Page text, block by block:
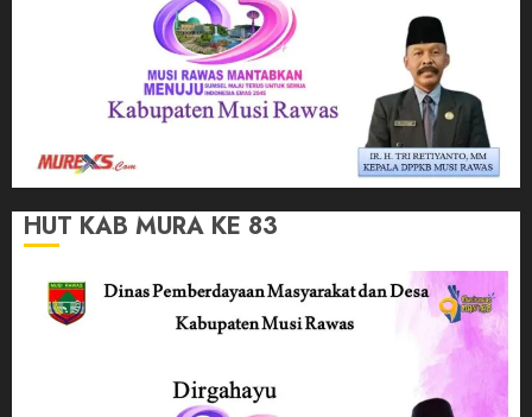
HUT KAB MURA KE 83